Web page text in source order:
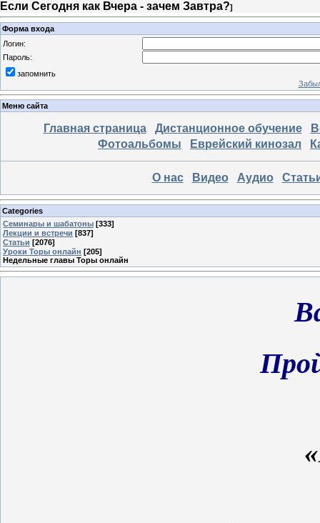
Если Сегодня как Вчера - зачем Завтра?]
Форма входа
Логин:
Пароль:
запомнить
Меню сайта
Главная страница Дистанционное обучение
Фотоальбомы
Еврейский кинозал
О нас Видео Аудио
Categories
Семинары и шабатоны [333]
Лекции и встречи [837]
Статьи [2076]
Уроки Торы онлайн [205]
Недельные главы Торы онлайн